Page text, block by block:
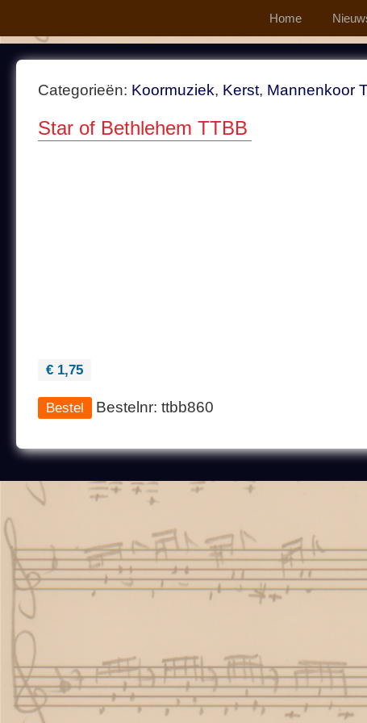
Home
Categorieën: Koormuziek, Kerst, Mannenkoor
Star of Bethlehem TTBB
€ 1,75
Bestelnr: ttbb860